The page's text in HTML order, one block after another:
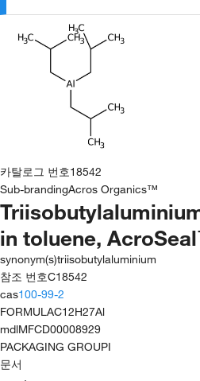
카탈로그 번호18542
Sub-brandingAcros Organics™
in toluene,
synonym(s)triisobutylaluminium
참조 번호C18542
cas100-99-2
FORMULAC12H27Al
mdlMFCD00008929
PACKAGING GROUPI
문서